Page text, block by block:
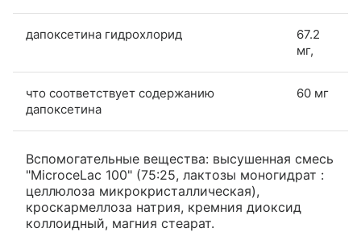
дапоксетина гидрохлорид
67.2
мг,
что соответствует содержанию
дапоксетина
60 мг
Вспомогательные вещества: высушенная смесь
"MicroceLac 100" (75:25, лактозы моногидрат :
целлюлоза микрокристаллическая),
кроскармеллоза натрия, кремния диоксид
коллоидный, магния стеарат.